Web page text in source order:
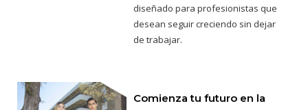
diseñado para profesionistas que
desean seguir creciendo sin dejar
de trabajar.
Comienza tu futuro en la